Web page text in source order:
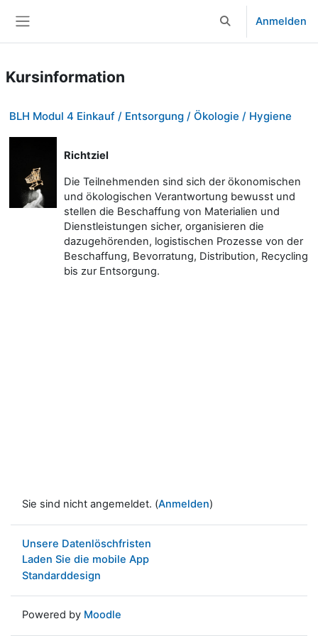
Sucheingabe
Anmelden
Kursinformation
BLH Modul 4 Einkauf / Entsorgung / Ökologie / Hygiene
Richtziel
Die Teilnehmenden sind sich der ökonomischen
und ökologischen Verantwortung bewusst und
stellen die Beschaffung von Materialien und
Dienstleistungen sicher, organisieren die
dazugehörenden, logistischen Prozesse von der
Beschaffung, Bevorratung, Distribution, Recycling
bis zur Entsorgung.
Sie sind nicht angemeldet. (Anmelden)
Unsere Datenlöschfristen
Laden Sie die mobile App
Standarddesign
Powered by Moodle